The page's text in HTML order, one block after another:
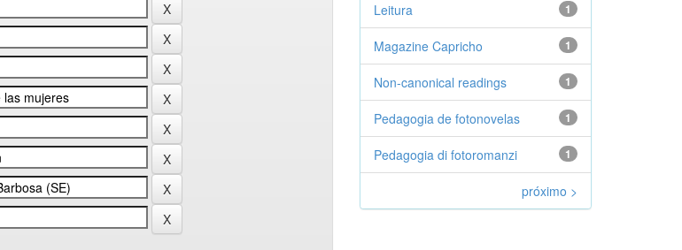
1
Leitura
1
Magazine Capricho
1
Non-canonical readings
1
Pedagogia de fotonovelas
1
Pedagogia di fotoromanzi
próximo >